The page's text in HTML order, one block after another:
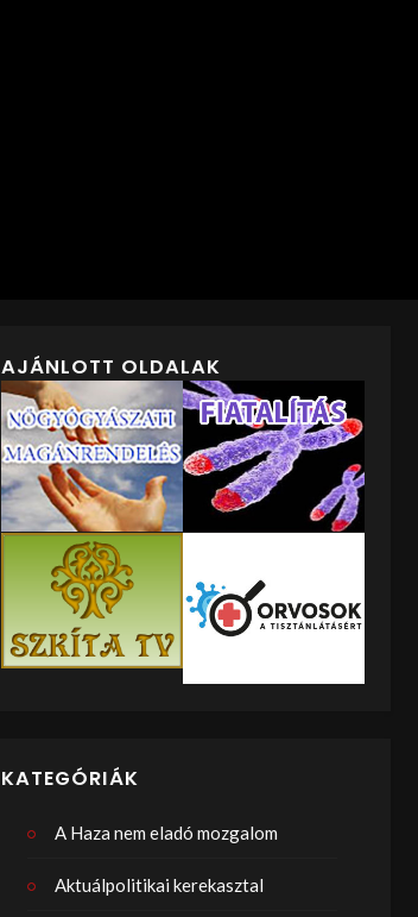
AJÁNLOTT OLDALAK
KATEGÓRIÁK
A Haza nem eladó mozgalom
Aktuálpolitikai kerekasztal